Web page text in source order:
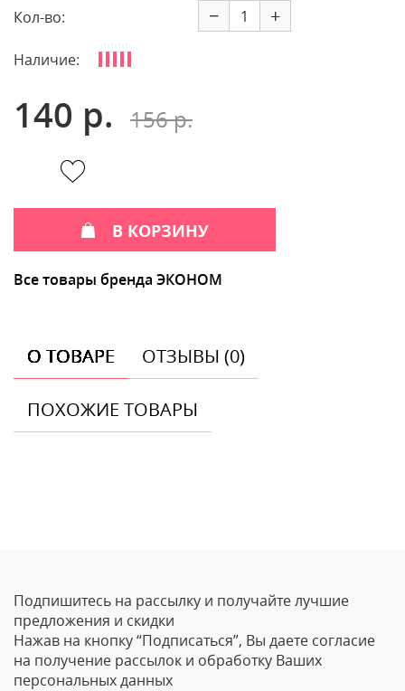
Кол-во: − +
Наличие:
140 р. 156 р.
В КОРЗИНУ
Все товары бренда ЭКОНОМ
О ТОВАРЕ ОТЗЫВЫ (0)
ПОХОЖИЕ ТОВАРЫ
Ваше Имя
Email
Подпишитесь на рассылку и получайте лучшие
предложения и скидки
Нажав на кнопку “Подписаться”, Вы даете согласие
на получение рассылок и обработку Ваших
персональных данных